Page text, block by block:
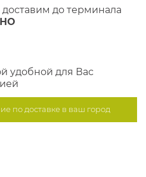
до терминала
удобной для Вас
подоставке в ваш город